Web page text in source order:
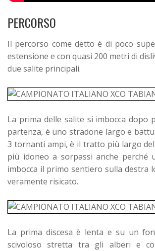
PERCORSO
Il percorso come detto è di poco
estensione e con quasi 200 metri di
due salite principali.
La prima delle salite si imbocca dopo
partenza, è uno stradone largo e
3 tornanti ampi, è il tratto più largo
più idoneo a sorpassi anche perché
imbocca il primo sentiero sulla destra
veramente risicato.
La prima discesa è lenta e su un
scivoloso stretta tra gli alberi e